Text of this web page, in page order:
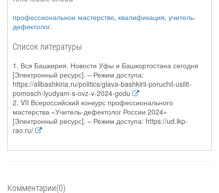
профессиональное мастерство, квалификация, учитель-
дефектолог.
Список литературы
1. Вся Башкирия. Новости Уфы и Башкортостана сегодня
[Электронный ресурс]. – Режим доступа:
https://allbashkiria.ru/politics/glava-bashkirii-poruchil-usilit-
pomosch-lyudyam-s-ovz-v-2024-godu
2. VII Всероссийский конкурс профессионального
мастерства «Учитель-дефектолог России 2024»
[Электронный ресурс]. – Режим доступа: https://ud.ikp-
rao.ru/
Комментарии(0)